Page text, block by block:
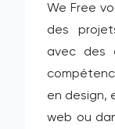
We Free
des
avec des
en design,
web ou